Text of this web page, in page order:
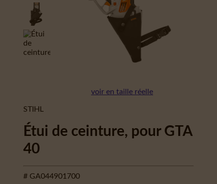
voir en taille réelle
STIHL
Étui de ceinture, pour GTA
40
# GA044901700